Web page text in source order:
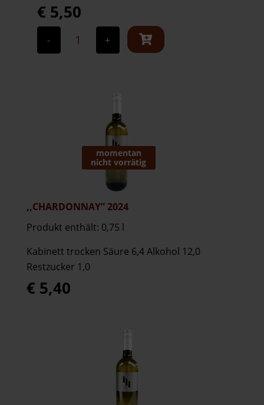
€5,50
- 2025
Menge +
momentan
nicht vorrätig
,,CHARDONNAY” 2024
Produkt enthält: 0,75 l
Kabinett trocken Säure 6,4 Alkohol 12,0
Restzucker 1,0
€5,40